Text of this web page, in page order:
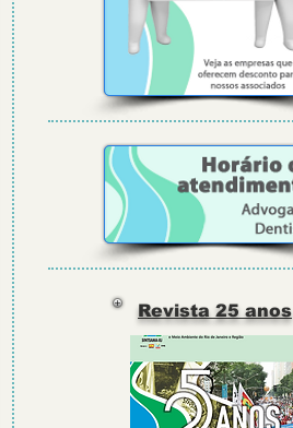
Revista 25 anos